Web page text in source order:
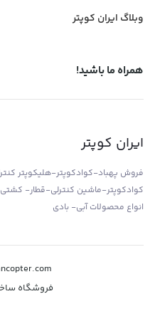
وبلاگ ایران کوپتر
همراه ما باشید!
ایران کوپتر
فروش پهباد-کوادکوپتر-هلیکوپتر
کوادکوپتر-ماشین کنترلی-قطار- کشتی-
انواع محصولات آبی- بادی
فروشگاه